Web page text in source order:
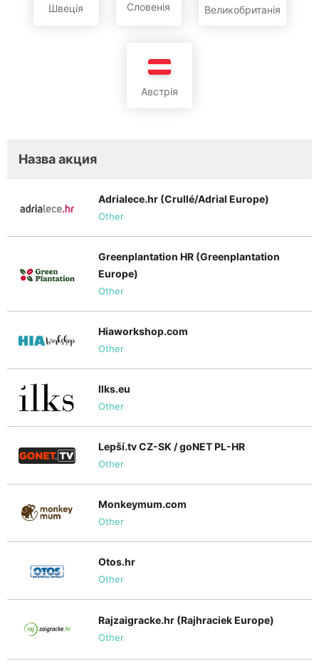
Швеція Словенія Великобританія
Австрія
Hазва aкция
Adrialece.hr (Crullé/Adrial Europe)
Other
Greenplantation HR (Greenplantation
Europe)
Other
Hiaworkshop.com
Other
Ilks.eu
Other
Lepší.tv CZ-SK / goNET PL-HR
Other
Monkeymum.com
Other
Otos.hr
Other
Rajzaigracke.hr (Rajhraciek Europe)
Other